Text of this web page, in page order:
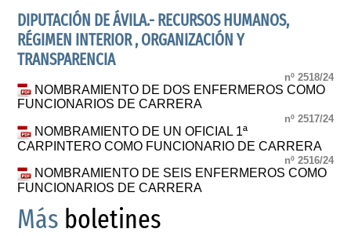
DIPUTACIÓN DE ÁVILA.- RECURSOS HUMANOS,
RÉGIMEN INTERIOR , ORGANIZACIÓN Y
TRANSPARENCIA
nº 2518/24
NOMBRAMIENTO DE DOS ENFERMEROS COMO
FUNCIONARIOS DE CARRERA
nº 2517/24
NOMBRAMIENTO DE UN OFICIAL 1ª
CARPINTERO COMO FUNCIONARIO DE CARRERA
nº 2516/24
NOMBRAMIENTO DE SEIS ENFERMEROS COMO
FUNCIONARIOS DE CARRERA
Más boletines